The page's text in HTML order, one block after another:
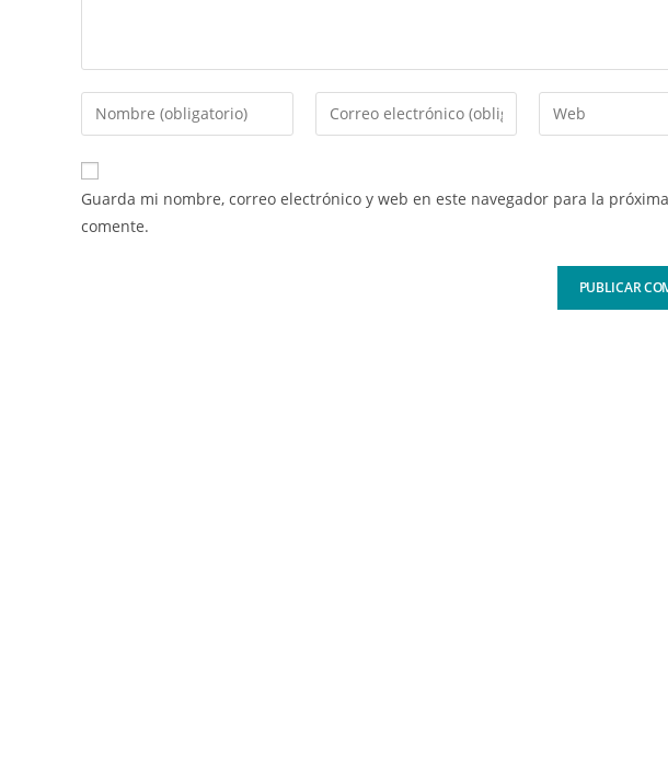
Guarda mi nombre, correo electrónico y web en este navegador para la
comente.